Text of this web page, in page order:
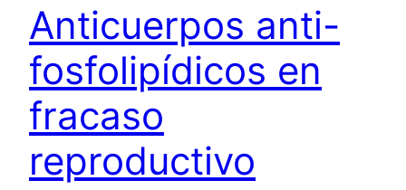
Anticuerpos anti-
fosfolipídicos en
fracaso
reproductivo